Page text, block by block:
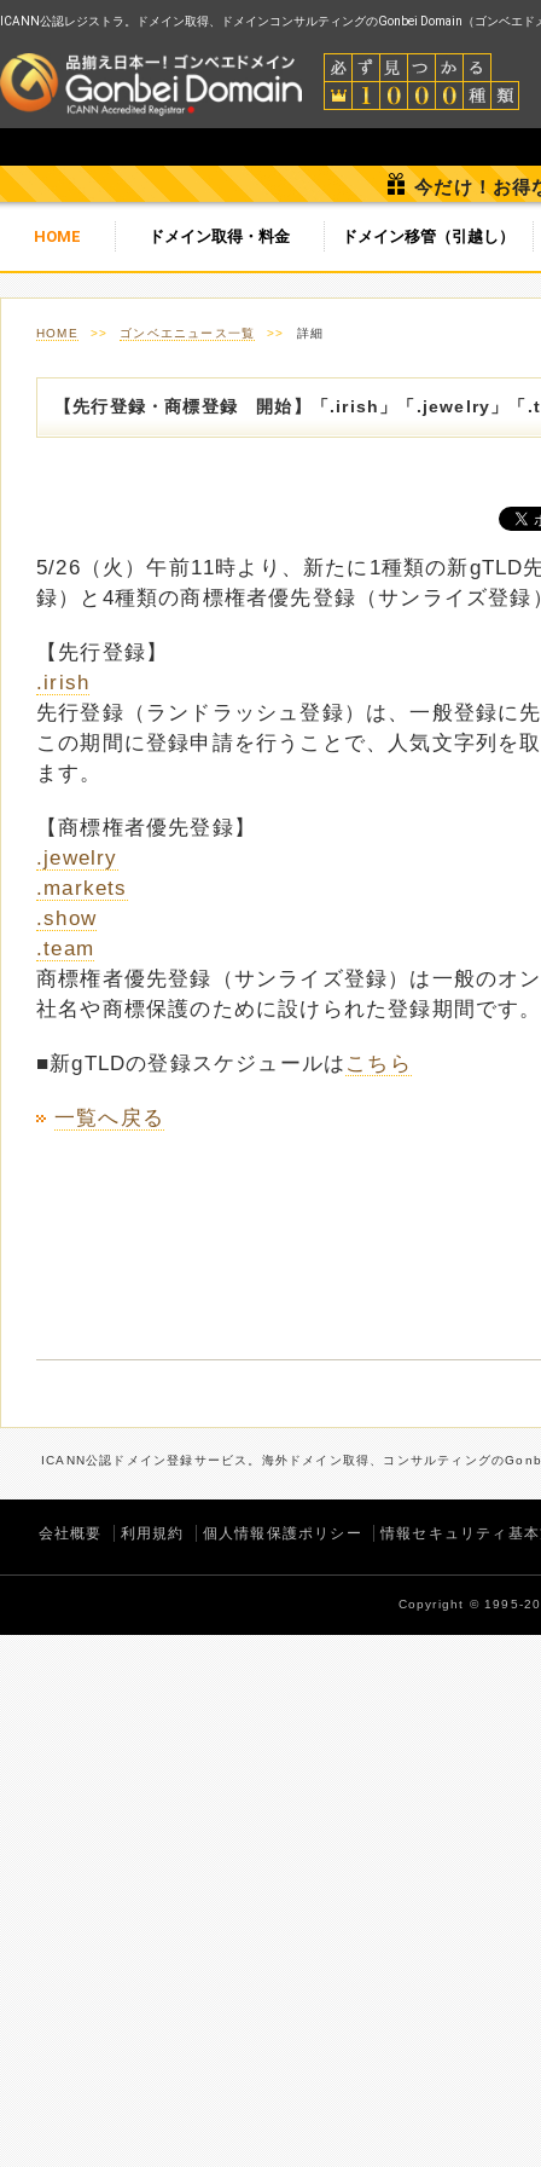
ICANN公認レジストラ。ドメイン取得、ドメインコンサルティングのGonbei Domain（ゴンベエド
今だけ！お得
HOME ドメイン取得・料金 ドメイン移管（引越し）
HOME >> ゴンベエニュース一覧 >> 詳細
【先行登録・商標登録 開始】「.irish」「.jewelry」「
5/26（火）午前11時より、新たに1種類の新gTLD
録）と4種類の商標権者優先登録（サンライズ登
【先行登録】
.irish
先行登録（ランドラッシュ登録）は、一般登録に
この期間に登録申請を行うことで、人気文字列を
ます。
【商標権者優先登録】
.jewelry
.markets
.show
.team
商標権者優先登録（サンライズ登録）は一般のオ
社名や商標保護のために設けられた登録期間です。
■新gTLDの登録スケジュールは こちら
一覧へ戻る
ICANN公認ドメイン登録サービス。海外ドメイン取得、コンサルティングの
会社概要 利用規約 個人情報保護ポリシー 情報セキュリティ基
Copyright © 1995-